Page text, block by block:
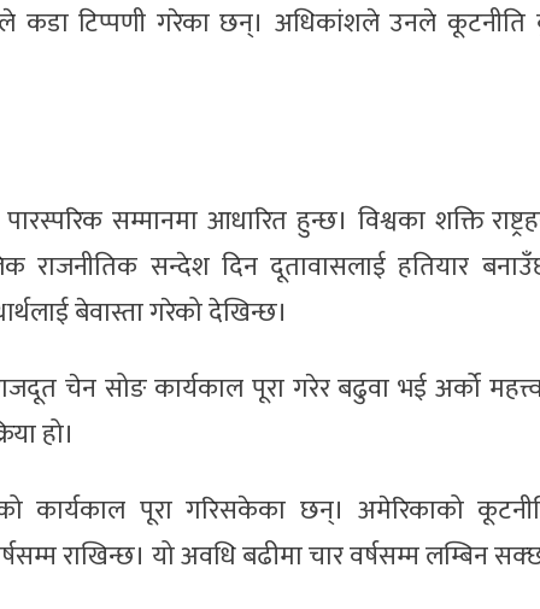
कडा टिप्पणी गरेका छन्। अधिकांशले उनले कूटनीति
पारस्परिक सम्मानमा आधारित हुन्छ। विश्वका शक्ति
राजनीतिक सन्देश दिन दूतावासलाई हतियार
बेवास्ता गरेको देखिन्छ।
चेन सोङ कार्यकाल पूरा गरेर बढुवा भई अर्को
हो।
कार्यकाल पूरा गरिसकेका छन्। अमेरिकाको
राखिन्छ। यो अवधि बढीमा चार वर्षसम्म लम्बिन